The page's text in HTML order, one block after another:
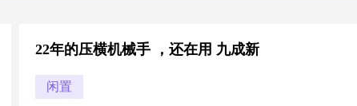
22年的压横机械手 ，还在用 九成新
闲置